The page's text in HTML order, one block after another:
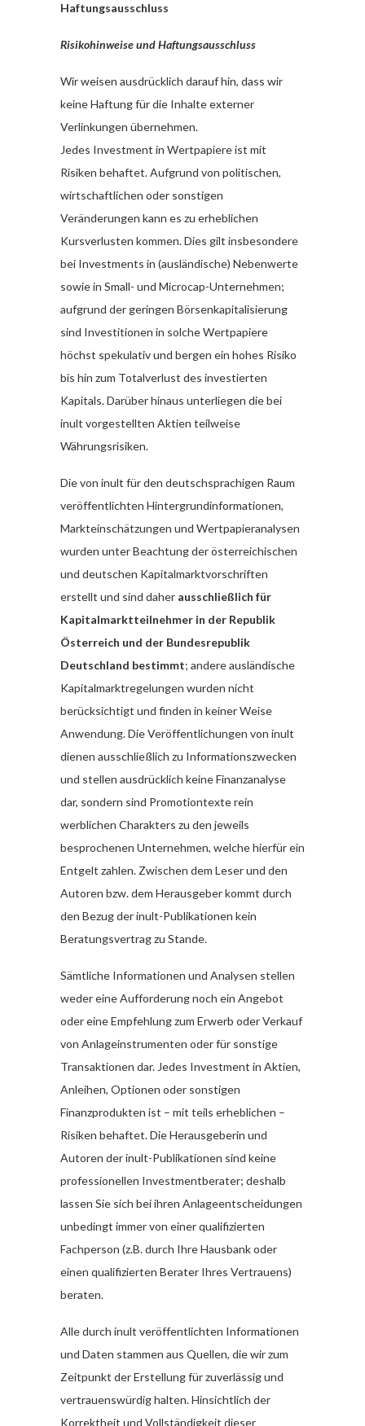
Haftungsausschluss
Risikohinweise und Haftungsausschluss
Wir weisen ausdrücklich darauf hin, dass wir
keine Haftung für die Inhalte externer
Verlinkungen übernehmen.
Jedes Investment in Wertpapiere ist mit
Risiken behaftet. Aufgrund von politischen,
wirtschaftlichen oder sonstigen
Veränderungen kann es zu erheblichen
Kursverlusten kommen. Dies gilt insbesondere
bei Investments in (ausländische) Nebenwerte
sowie in Small- und Microcap-Unternehmen;
aufgrund der geringen Börsenkapitalisierung
sind Investitionen in solche Wertpapiere
höchst spekulativ und bergen ein hohes Risiko
bis hin zum Totalverlust des investierten
Kapitals. Darüber hinaus unterliegen die bei
inult vorgestellten Aktien teilweise
Währungsrisiken.
Die von inult für den deutschsprachigen Raum
veröffentlichten Hintergrundinformationen,
Markteinschätzungen und Wertpapieranalysen
wurden unter Beachtung der österreichischen
und deutschen Kapitalmarktvorschriften
erstellt und sind daher ausschließlich für
Kapitalmarktteilnehmer in der Republik
Österreich und der Bundesrepublik
Deutschland bestimmt; andere ausländische
Kapitalmarktregelungen wurden nicht
berücksichtigt und finden in keiner Weise
Anwendung. Die Veröffentlichungen von inult
dienen ausschließlich zu Informationszwecken
und stellen ausdrücklich keine Finanzanalyse
dar, sondern sind Promotiontexte rein
werblichen Charakters zu den jeweils
besprochenen Unternehmen, welche hierfür ein
Entgelt zahlen. Zwischen dem Leser und den
Autoren bzw. dem Herausgeber kommt durch
den Bezug der inult-Publikationen kein
Beratungsvertrag zu Stande.
Sämtliche Informationen und Analysen stellen
weder eine Aufforderung noch ein Angebot
oder eine Empfehlung zum Erwerb oder Verkauf
von Anlageinstrumenten oder für sonstige
Transaktionen dar. Jedes Investment in Aktien,
Anleihen, Optionen oder sonstigen
Finanzprodukten ist – mit teils erheblichen –
Risiken behaftet. Die Herausgeberin und
Autoren der inult-Publikationen sind keine
professionellen Investmentberater; deshalb
lassen Sie sich bei ihren Anlageentscheidungen
unbedingt immer von einer qualifizierten
Fachperson (z.B. durch Ihre Hausbank oder
einen qualifizierten Berater Ihres Vertrauens)
beraten.
Alle durch inult veröffentlichten Informationen
und Daten stammen aus Quellen, die wir zum
Zeitpunkt der Erstellung für zuverlässig und
vertrauenswürdig halten. Hinsichtlich der
Korrektheit und Vollständigkeit dieser